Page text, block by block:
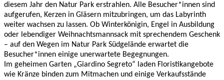
diesem Jahr den Natur Park erstrahlen. Alle Besucher*innen sind
aufgerufen, Kerzen in Gläsern mitzubringen, um das Labyrinth
weiter wachsen zu lassen. Ob Winterkönigin, Engel in Ausbildung
oder lebendiger Weihnachtsmannsack mit sprechendem Geschenk
– auf den Wegen im Natur Park Südgelände erwartet die
Besucher*innen einige unerwartete Begegnungen.
Im geheimen Garten „Giardino Segreto“ laden Floristikangebote
wie Kränze binden zum Mitmachen und einige Verkaufsstände